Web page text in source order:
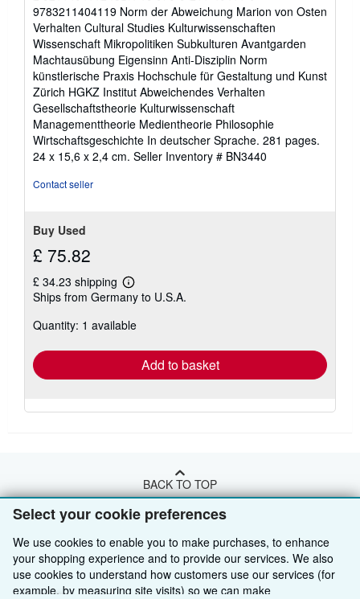
Select your cookie preferences
We use cookies to enable you to make purchases, to enhance
your shopping experience and to provide our services. We also
use cookies to understand how customers use our services (for
example, by measuring site visits) so we can make
9783211404119 Norm der Abweichung Marion von Osten
Verhalten Cultural Studies Kulturwissenschaften
Wissenschaft Mikropolitiken Subkulturen Avantgarden
Machtausübung Eigensinn Anti-Disziplin Norm
künstlerische Praxis Hochschule für Gestaltung und Kunst
Zürich HGKZ Institut Abweichendes Verhalten
Gesellschaftstheorie Kulturwissenschaft
Managementtheorie Medientheorie Philosophie
Wirtschaftsgeschichte In deutscher Sprache. 281 pages.
24 x 15,6 x 2,4 cm. Seller Inventory # BN3440
Contact seller
Buy Used
£ 75.82
£ 34.23 shipping
Learn
more
shipping
Ships from Germany to U.S.A.
Quantity: 1 available
Add to basket
BACK TO TOP
Shop With Us
Advanced Search
Browse Collections
Sell With Us
Start Selling
About Us